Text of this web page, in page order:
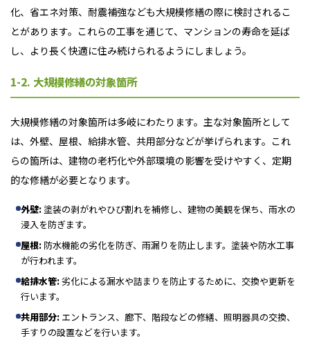
化、省エネ対策、耐震補強なども大規模修繕の際に検討されるこ
とがあります。これらの工事を通じて、マンションの寿命を延ば
し、より長く快適に住み続けられるようにしましょう。
1-2. 大規模修繕の対象箇所
大規模修繕の対象箇所は多岐にわたります。主な対象箇所として
は、外壁、屋根、給排水管、共用部分などが挙げられます。これ
らの箇所は、建物の老朽化や外部環境の影響を受けやすく、定期
的な修繕が必要となります。
外壁:塗装の剥がれやひび割れを補修し、建物の美観を保ち、雨水の
浸入を防ぎます。
屋根: 防水機能の劣化を防ぎ、雨漏りを防止します。塗装や防水工事
が行われます。
給排水管:劣化による漏水や詰まりを防止するために、交換や更新を
行います。
共用部分: エントランス、廊下、階段などの修繕、照明器具の交換、
手すりの設置などを行います。